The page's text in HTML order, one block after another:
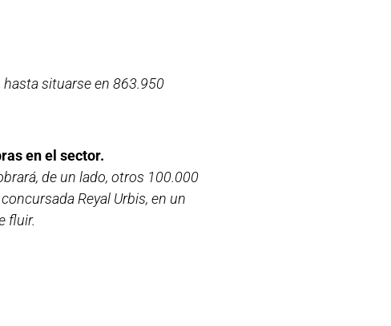
situarse en 863.950
en el sector.
de un lado, otros 100.000
Reyal Urbis, en un
fluir.